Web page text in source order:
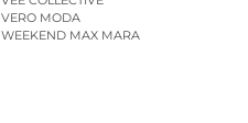
VERO MODA
WEEKEND MAX MARA